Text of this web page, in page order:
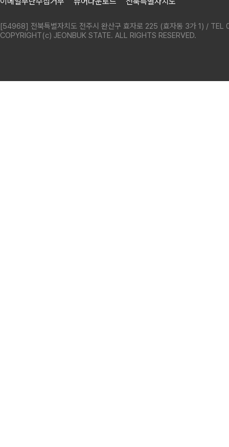
[54968] 전북특별자치도 전주시 완산구 효자로 225 (효자동 3가 1) /
COPYRIGHT(c) JEONBUK STATE. ALL RIGHTS RESERVED.